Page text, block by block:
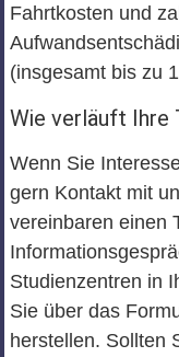
Fahrtkosten und
(insgesamt bis zu
Wie verläuft Ihre
Wenn Sie
gern Kontakt mit
vereinbaren einen
Studienzentren in
Sie über das
herstellen. Sollten